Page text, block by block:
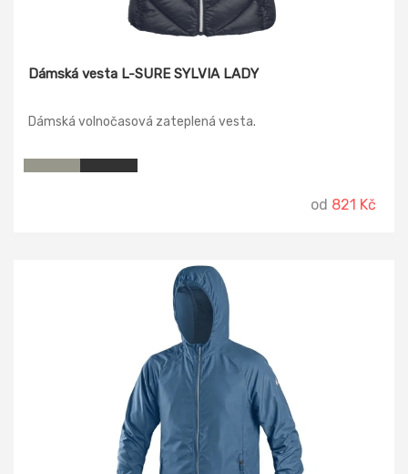
Dámská vesta L-SURE SYLVIA LADY
Dámská volnočasová zateplená vesta.
od 821 Kč